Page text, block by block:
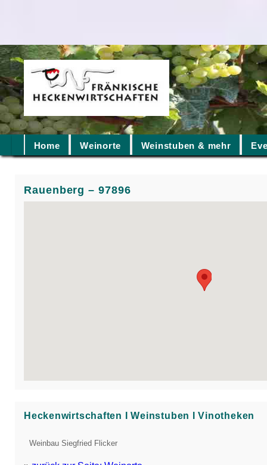
Home Weinorte Weinstuben & mehr
Rauenberg – 97896
Heckenwirtschaften Ι Weinstuben Ι Vinotheken
Weinbau Siegfried Flicker